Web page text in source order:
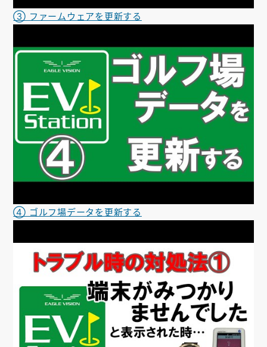
③ ファームウェアを更新する
④ ゴルフ場データを更新する